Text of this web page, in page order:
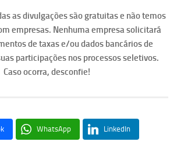
as divulgações são gratuitas e não temos
empresas. Nenhuma empresa solicitará
de taxas e/ou dados bancários de
participações nos processos seletivos.
Caso ocorra, desconfie!
WhatsApp LinkedIn